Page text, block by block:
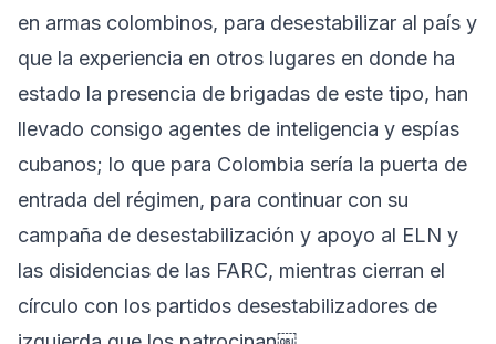
en armas colombinos, para desestabilizar al país y
que la experiencia en otros lugares en donde ha
estado la presencia de brigadas de este tipo, han
llevado consigo agentes de inteligencia y espías
cubanos; lo que para Colombia sería la puerta de
entrada del régimen, para continuar con su
campaña de desestabilización y apoyo al ELN y
las disidencias de las FARC, mientras cierran el
círculo con los partidos desestabilizadores de